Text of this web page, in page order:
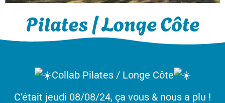
Pilates / Longe Côte
Collab Pilates / Longe Côte
C’était jeudi 08/08/24, ça vous & nous a plu !